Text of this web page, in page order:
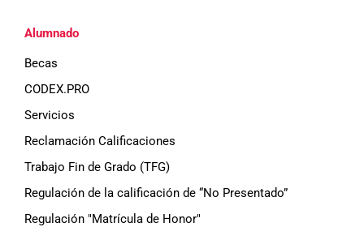
Alumnado
Becas
CODEX.PRO
Servicios
Reclamación Calificaciones
Trabajo Fin de Grado (TFG)
Regulación de la calificación de “No Presentado”
Regulación "Matrícula de Honor"